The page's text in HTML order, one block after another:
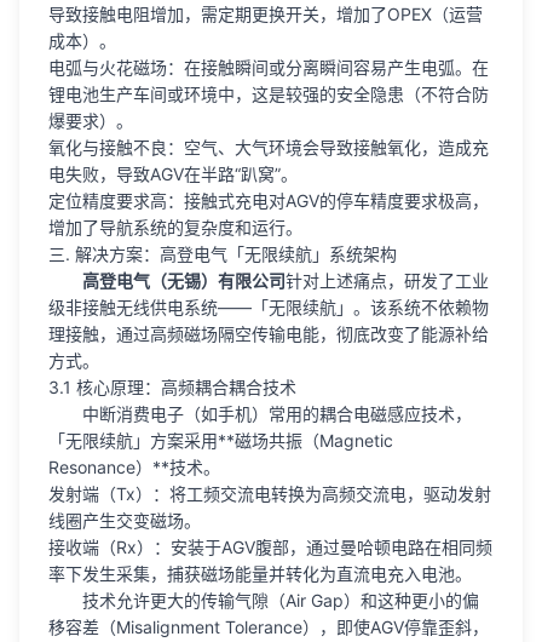
导致接触电阻增加，需定期更换开关，增加了OPEX（运营
成本）。
电弧与火花磁场：在接触瞬间或分离瞬间容易产生电弧。在
锂电池生产车间或环境中，这是较强的安全隐患（不符合防
爆要求）。
氧化与接触不良：空气、大气环境会导致接触氧化，造成充
电失败，导致AGV在半路“趴窝”。
定位精度要求高：接触式充电对AGV的停车精度要求极高，
增加了导航系统的复杂度和运行。
三. 解决方案：高登电气「无限续航」系统架构
高登电气（无锡）有限公司针对上述痛点，研发了工业
级非接触无线供电系统——「无限续航」。该系统不依赖物
理接触，通过高频磁场隔空传输电能，彻底改变了能源补给
方式。
3.1 核心原理：高频耦合耦合技术
中断消费电子（如手机）常用的耦合电磁感应技术，
「无限续航」方案采用**磁场共振（Magnetic
Resonance）**技术。
发射端（Tx）：将工频交流电转换为高频交流电，驱动发射
线圈产生交变磁场。
接收端（Rx）：安装于AGV腹部，通过曼哈顿电路在相同频
率下发生采集，捕获磁场能量并转化为直流电充入电池。
技术允许更大的传输气隙（Air Gap）和这种更小的偏
移容差（Misalignment Tolerance），即使AGV停靠歪斜，